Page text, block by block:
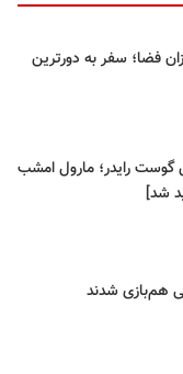
فضا؛ سفر به دورترین
رایدر؛ مارول امشب
شد]
هم‌بازی شدند